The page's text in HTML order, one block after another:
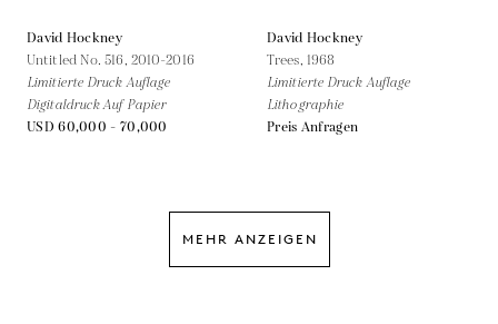
David Hockney
Untitled No. 516, 2010-2016
Limitierte Druck Auflage
Digitaldruck Auf Papier
USD 60,000 - 70,000
David Hockney
Trees, 1968
Limitierte Druck Auflage
Lithographie
Preis Anfragen
MEHR ANZEIGEN